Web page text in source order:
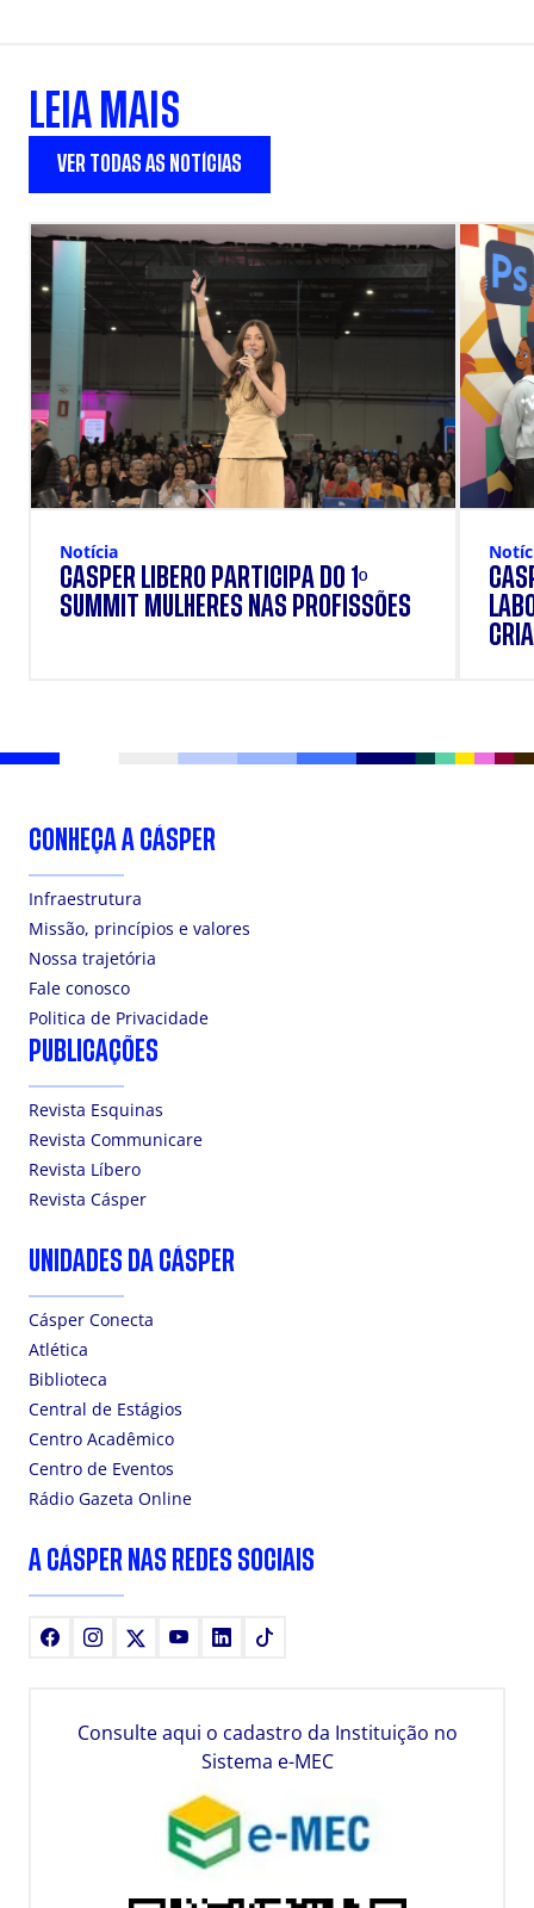
LEIA MAIS
VER TODAS AS NOTÍCIAS
Notícia
CÁSPER LÍBERO PARTICIPA DO 1º
SUMMIT MULHERES NAS PROFISSÕES
CONHEÇA A CÁSPER
Infraestrutura
Missão, princípios e valores
Nossa trajetória
Fale conosco
Politica de Privacidade
PUBLICAÇÕES
Revista Esquinas
Revista Communicare
Revista Líbero
Revista Cásper
UNIDADES DA CÁSPER
Cásper Conecta
Atlética
Biblioteca
Central de Estágios
Centro Acadêmico
Centro de Eventos
Rádio Gazeta Online
A CÁSPER NAS REDES SOCIAIS
FacebookInstagram YoutubeLinkedIn
Consulte aqui o cadastro da Instituição no
Sistema e-MEC